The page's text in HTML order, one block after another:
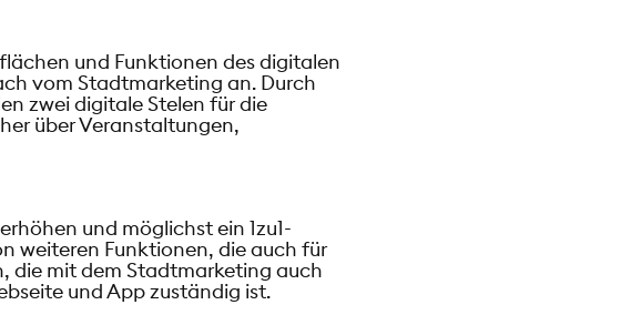
und Funktionen des digitalen
vom Stadtmarketing an. Durch
zwei digitale Stelen für die
über Veranstaltungen,
und möglichst ein 1zu1-
weiteren Funktionen, die auch für
die mit dem Stadtmarketing auch
und App zuständig ist.